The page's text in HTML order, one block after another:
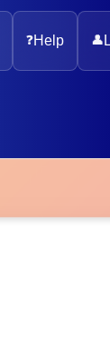
❓Help 👤